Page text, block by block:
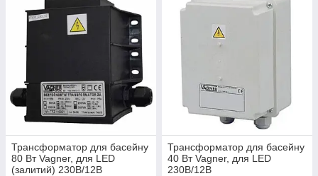
Трансформатор для басейну
80 Вт Vagner, для LED
(залитий) 230В/12В
Трансформатор для басейну
40 Вт Vagner, для LED
230В/12В